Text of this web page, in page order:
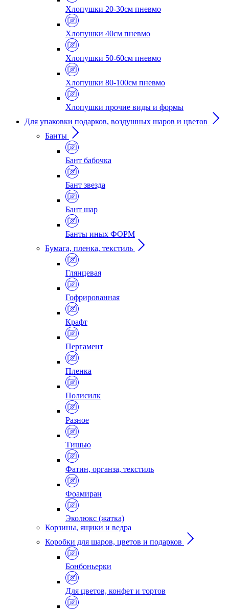
Хлопушки 20-30см пневмо
Хлопушки 40см пневмо
Хлопушки 50-60см пневмо
Хлопушки 80-100см пневмо
Хлопушки прочие виды и формы
Для упаковки подарков, воздушных шаров и цветов
Банты
Бант бабочка
Бант звезда
Бант шар
Банты иных ФОРМ
Бумага, пленка, текстиль
Глянцевая
Гофрированная
Крафт
Пергамент
Пленка
Полисилк
Разное
Тишью
Фатин, органза, текстиль
Фоамиран
Эколюкс (жатка)
Корзины, ящики и ведра
Коробки для шаров, цветов и подарков
Бонбоньерки
Для цветов, конфет и тортов